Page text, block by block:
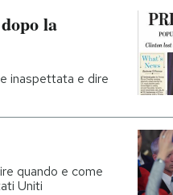
la
inaspettata e dire
quando e come
Uniti